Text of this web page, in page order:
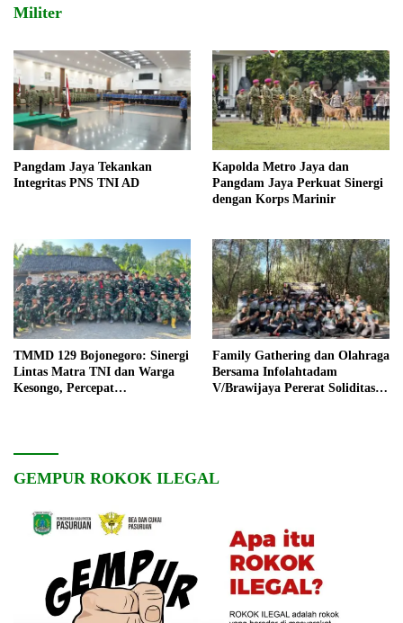
Militer
Pangdam Jaya Tekankan
Integritas PNS TNI AD
Kapolda Metro Jaya dan
Pangdam Jaya Perkuat Sinergi
dengan Korps Marinir
TMMD 129 Bojonegoro: Sinergi
Lintas Matra TNI dan Warga
Kesongo, Percepat
Family Gathering dan Olahraga
Bersama Infolahtadam
V/Brawijaya Pererat Soliditas
GEMPUR ROKOK ILEGAL